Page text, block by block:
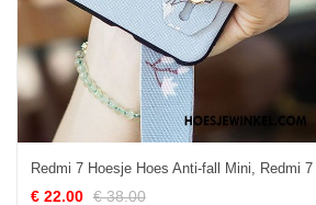
€ 22.00 € 38.00